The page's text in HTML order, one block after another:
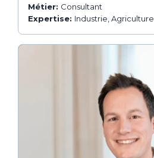
Métier: Consultant
Expertise: Industrie, Agriculture